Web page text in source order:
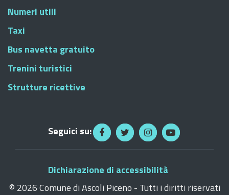
Numeri utili
Taxi
Bus navetta gratuito
Trenini turistici
Strutture ricettive
Seguici su:
Dichiarazione di accessibilità
© 2026 Comune di Ascoli Piceno - Tutti i diritti riservati